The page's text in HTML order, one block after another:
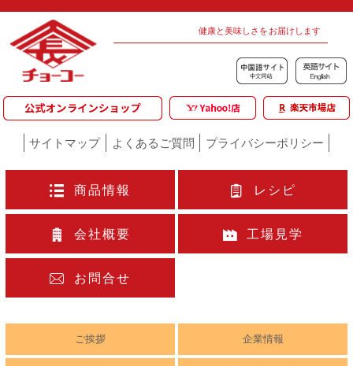
健康と美味しさをお届けします
サイトマップ よくあるご質問 プライバシーポリシー
商品情報 レシピ
会社概要 工場見学
お問合せ
ご挨拶 企業情報